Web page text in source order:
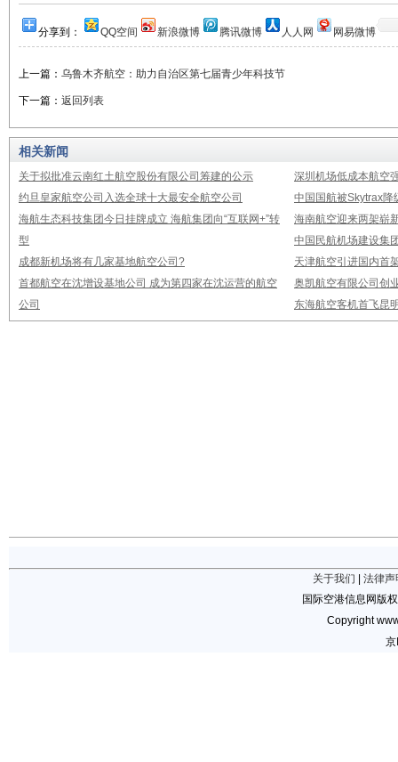
分享到： QQ空间 新浪微博 腾讯微博 人人网 网易微博
上一篇： 乌鲁木齐航空：助力自治区第七届青少年科技节
下一篇： 返回列表
相关新闻
关于拟批准云南红土航空股份有限公司筹建的公示
深圳机场低成本航空
约旦皇家航空公司入选全球十大最安全航空公司
中国国航被Skytrax降
海航生态科技集团今日挂牌成立 海航集团向“互联网+”转
型
海南航空迎来两架崭
中国民航机场建设集
成都新机场将有几家基地航空公司?
天津航空引进国内首
首都航空在沈增设基地公司 成为第四家在沈运营的航空
公司
奥凯航空有限公司创
东海航空客机首飞昆
关于我们
法律声
国际空港信息网版
Copyright